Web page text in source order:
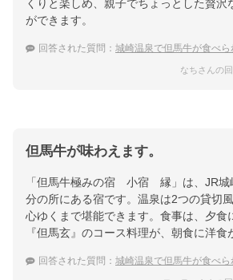
くりと楽しめ、親子でちょっとした贅沢
ができます。
回答された質問： 城崎温泉で但馬牛が食べら
なちさんの
但馬牛が味わえます。
「但馬牛極みの宿 小宿 縁」は、JR城
分の所にある宿です。温泉は2つの貸切
心ゆくまで堪能できます。食事は、夕食
『但馬玄』のコース料理が、朝食に洋食
回答された質問： 城崎温泉で但馬牛が食べら